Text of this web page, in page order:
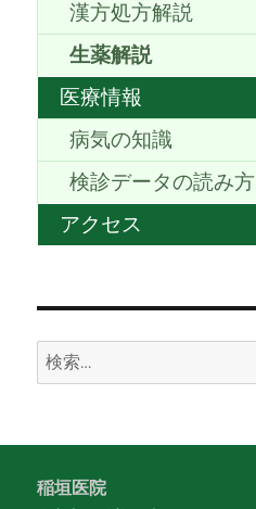
漢方処方解説
生薬解説
医療情報
病気の知識
検診データの読み方
アクセス
検
索:
稲垣医院